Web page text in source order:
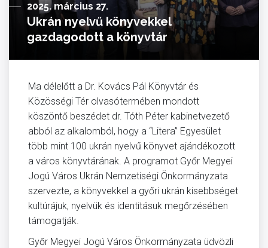
2025. március 27.
Ukrán nyelvű könyvekkel
gazdagodott a könyvtár
Ma délelőtt a Dr. Kovács Pál Könyvtár és
Közösségi Tér olvasótermében mondott
köszöntő beszédet dr. Tóth Péter kabinetvezető
abból az alkalomból, hogy a “Litera” Egyesület
több mint 100 ukrán nyelvű könyvet ajándékozott
a város könyvtárának. A programot Győr Megyei
Jogú Város Ukrán Nemzetiségi Önkormányzata
szervezte, a könyvekkel a győri ukrán kisebbséget
kultúrájuk, nyelvük és identitásuk megőrzésében
támogatják.
Győr Megyei Jogú Város Önkormányzata üdvözli